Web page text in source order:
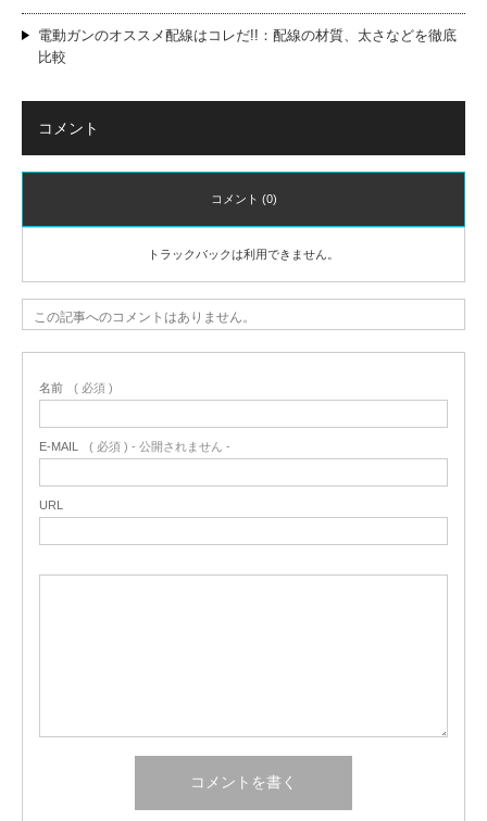
電動ガンのオススメ配線はコレだ!!：配線の材質、太さなどを徹底
比較
コメント
コメント (0)
トラックバックは利用できません。
この記事へのコメントはありません。
名前 ( 必須 )
E-MAIL ( 必須 ) - 公開されません -
URL